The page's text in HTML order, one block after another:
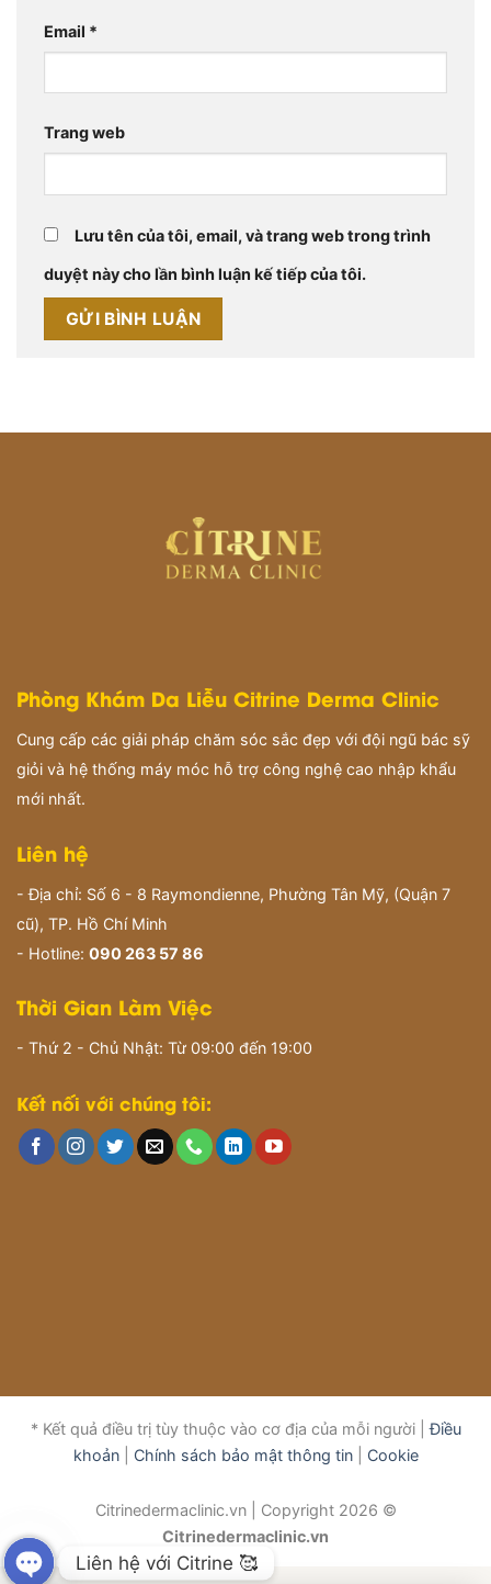
Email *
Trang web
Lưu tên của tôi, email, và trang web trong trình
duyệt này cho lần bình luận kế tiếp của tôi.
Phòng Khám Da Liễu Citrine Derma Clinic
Cung cấp các giải pháp chăm sóc sắc đẹp với đội ngũ bác sỹ
giỏi và hệ thống máy móc hỗ trợ công nghệ cao nhập khẩu
mới nhất.
Liên hệ
- Địa chỉ: Số 6 - 8 Raymondienne, Phường Tân Mỹ, (Quận 7
cũ), TP. Hồ Chí Minh
- Hotline: 090 263 57 86
Thời Gian Làm Việc
- Thứ 2 - Chủ Nhật: Từ 09:00 đến 19:00
Kết nối với chúng tôi:
* Kết quả điều trị tùy thuộc vào cơ địa của mỗi người |Điều
khoản| Chính sách bảo mật thông tin| Cookie
Citrinedermaclinic.vn | Copyright 2026 ©
Citrinedermaclinic.vn
Liên hệ với Citrine 🥰